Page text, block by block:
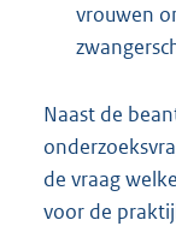
vrouwen
Naast de
de vraag
voor de